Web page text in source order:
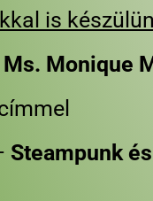
is
Monique
Steampunk